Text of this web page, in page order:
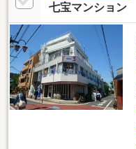
七宝マンション